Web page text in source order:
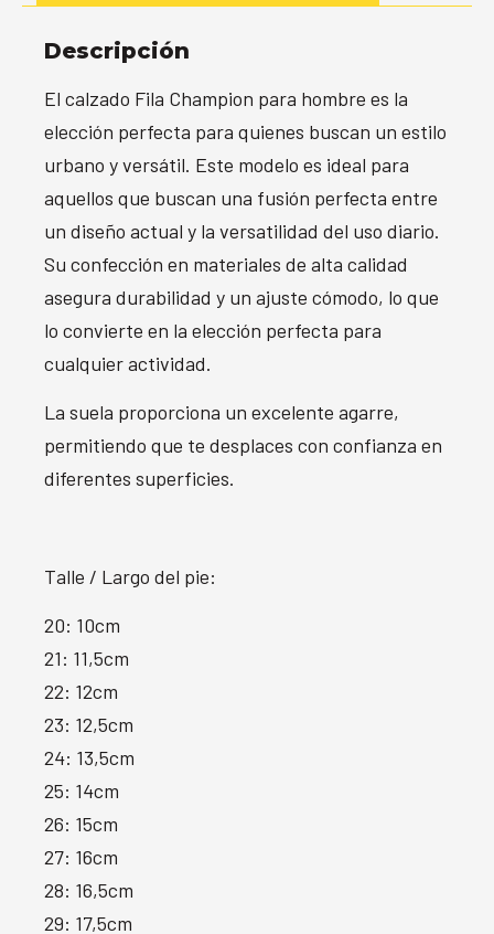
Descripción
El calzado Fila Champion para hombre es la
elección perfecta para quienes buscan un estilo
urbano y versátil. Este modelo es ideal para
aquellos que buscan una fusión perfecta entre
un diseño actual y la versatilidad del uso diario.
Su confección en materiales de alta calidad
asegura durabilidad y un ajuste cómodo, lo que
lo convierte en la elección perfecta para
cualquier actividad.
La suela proporciona un excelente agarre,
permitiendo que te desplaces con confianza en
diferentes superficies.
Talle / Largo del pie:
20: 10cm
21: 11,5cm
22: 12cm
23: 12,5cm
24: 13,5cm
25: 14cm
26: 15cm
27: 16cm
28: 16,5cm
29: 17,5cm